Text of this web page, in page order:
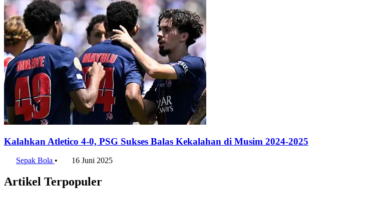
Kalahkan Atletico 4-0, PSG Sukses Balas Kekalahan di Musim 2024-2025
Sepak Bola • 16 Juni 2025
Artikel Terpopuler